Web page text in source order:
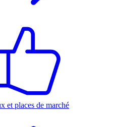
et places de marché